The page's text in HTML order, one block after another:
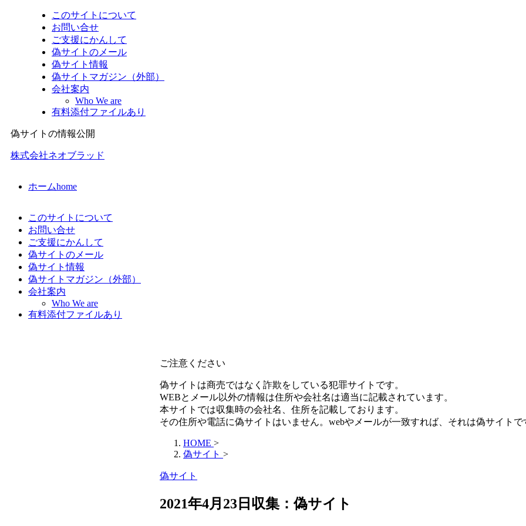
このサイトについて
お問い合せ
ご支援にかんして
偽サイトのメール
偽サイト情報
偽サイトマガジン（外部）
会社案内
Who We are
有料添付ファイルあり
偽サイトの情報公開
株式会社ネオブラッド
ホームhome
このサイトについて
お問い合せ
ご支援にかんして
偽サイトのメール
偽サイト情報
偽サイトマガジン（外部）
会社案内
Who We are
有料添付ファイルあり
ご注意ください
偽サイトは商売ではなく詐欺をしている犯罪サイトです。
WEBとメール以外の情報は住所や会社名は適当に記載されています。
本サイトでは収集時の会社名、住所を記載しております。
その住所や電話に偽サイトはいません。webやメールが一致すれば、それは偽サイトで
HOME >
偽サイト >
偽サイト
2021年4月23日収集：偽サイト